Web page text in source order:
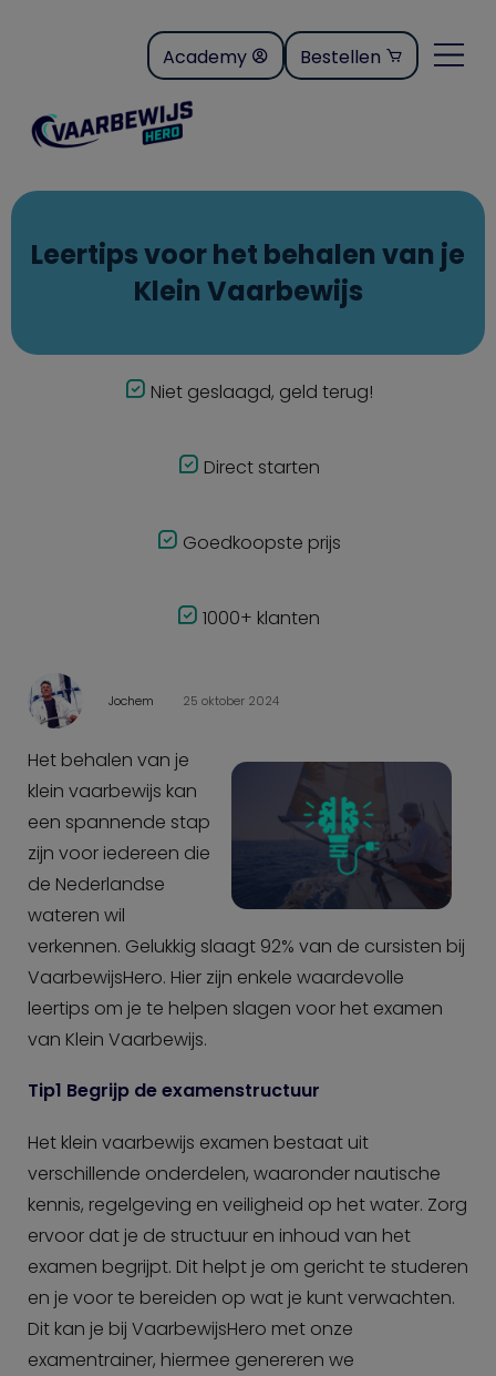
Bestellen
Academy
Leertips voor het behalen van je
Klein Vaarbewijs
Niet geslaagd, geld terug!
Direct starten
Goedkoopste prijs
1000+ klanten
Jochem 25 oktober 2024
Het behalen van je
klein vaarbewijs kan
een spannende stap
zijn voor iedereen die
de Nederlandse
wateren wil
verkennen. Gelukkig slaagt 92% van de cursisten bij
VaarbewijsHero. Hier zijn enkele waardevolle
leertips om je te helpen slagen voor het examen
van Klein Vaarbewijs.
Tip1 Begrijp de examenstructuur
Het klein vaarbewijs examen bestaat uit
verschillende onderdelen, waaronder nautische
kennis, regelgeving en veiligheid op het water. Zorg
ervoor dat je de structuur en inhoud van het
examen begrijpt. Dit helpt je om gericht te studeren
en je voor te bereiden op wat je kunt verwachten.
Dit kan je bij VaarbewijsHero met onze
examentrainer, hiermee genereren we